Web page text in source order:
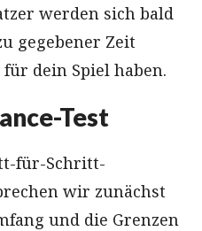
werden sich bald
gegebener Zeit
dein Spiel haben.
Test
für-Schritt-
wir zunächst
und die Grenzen